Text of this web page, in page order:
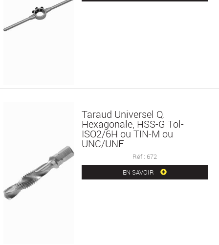
Taraud Universel Q.
Hexagonale, HSS-G Tol-
ISO2/6H ou TIN-M ou
UNC/UNF
Réf : 672
EN SAVOIR